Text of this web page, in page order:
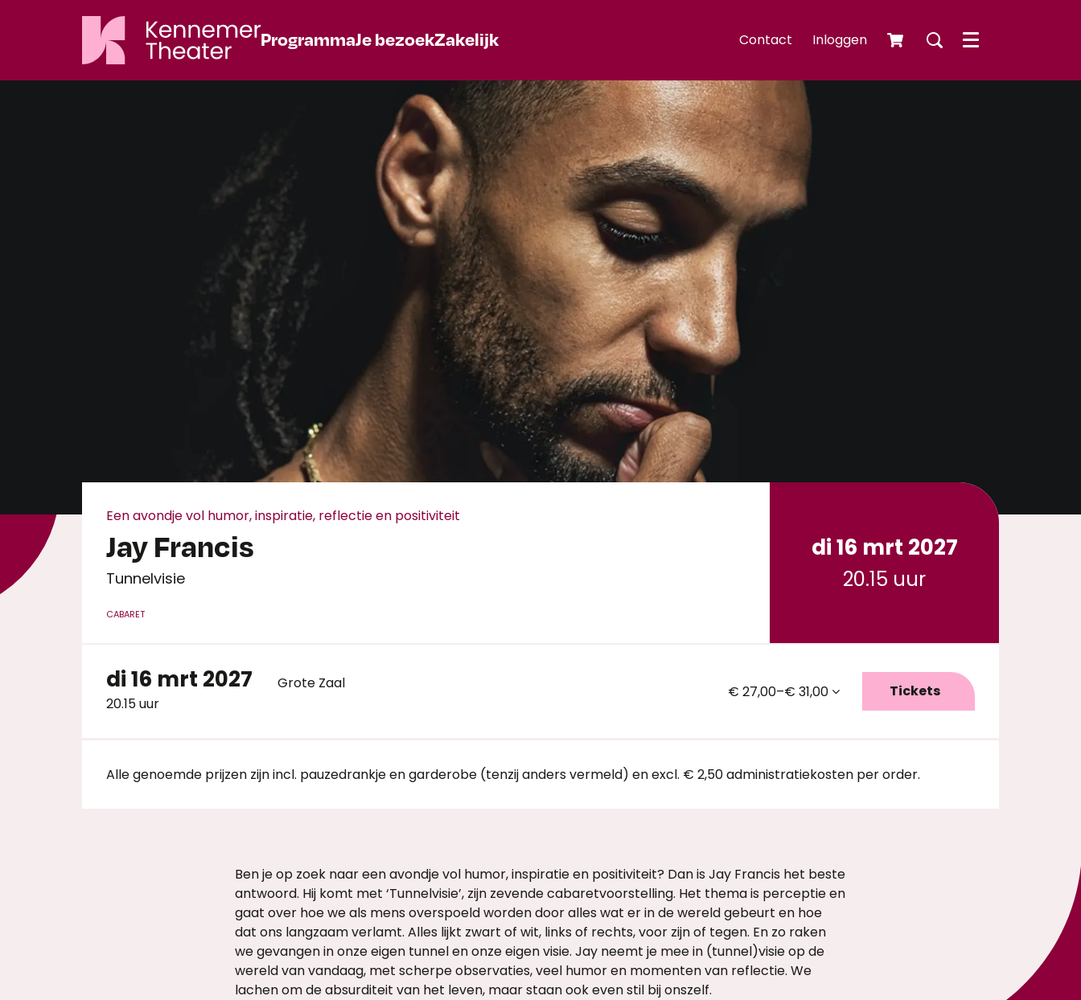
ProgrammaJe bezoekZakelijk Contact Inloggen Menu
Jay Francis
Tunnelvisie
Een avondje vol humor, inspiratie, reflectie en positiviteit
CABARET
di 16 mrt 2027
20.15 uur
di 16 mrt 2027
20.15 uur
Grote Zaal € 27,00–€ 31,00 Tickets
Alle genoemde prijzen zijn incl. pauzedrankje en garderobe (tenzij anders vermeld) en excl. € 2,50 administratiekosten per order.
Ben je op zoek naar een avondje vol humor, inspiratie en positiviteit? Dan is Jay Francis het beste
antwoord. Hij komt met ‘Tunnelvisie’, zijn zevende cabaretvoorstelling. Het thema is perceptie en
gaat over hoe we als mens overspoeld worden door alles wat er in de wereld gebeurt en hoe
dat ons langzaam verlamt. Alles lijkt zwart of wit, links of rechts, voor zijn of tegen. En zo raken
we gevangen in onze eigen tunnel en onze eigen visie. Jay neemt je mee in (tunnel)visie op de
wereld van vandaag, met scherpe observaties, veel humor en momenten van reflectie. We
lachen om de absurditeit van het leven, maar staan ook even stil bij onszelf.
Inzoomen Inzoomen